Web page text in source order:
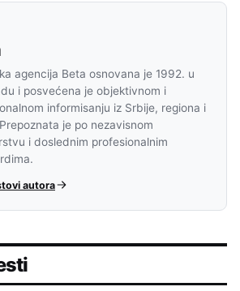
agencija Beta osnovana je 1992. u
i posvećena je objektivnom i
informisanju iz Srbije, regiona i
je po nezavisnom
i doslednim profesionalnim
autora